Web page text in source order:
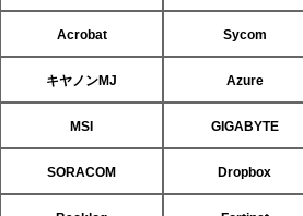
Acrobat Sycom
キヤノンMJ Azure
MSI GIGABYTE
SORACOM Dropbox